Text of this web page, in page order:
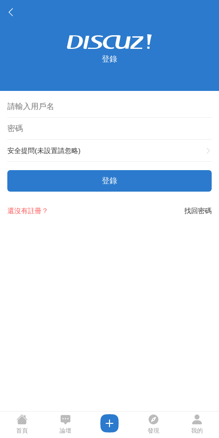
登錄
安全提問(未設置請忽略)
登錄
找回密碼
還沒有註冊？
首頁 論壇 發現 我的